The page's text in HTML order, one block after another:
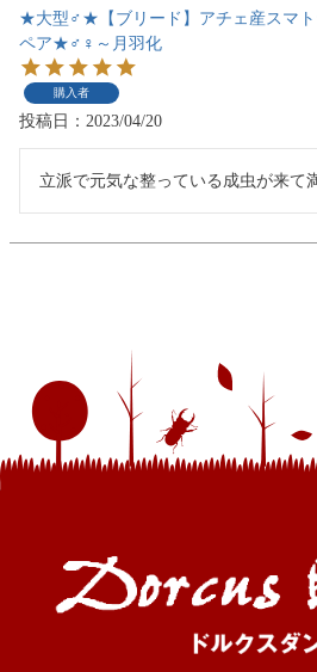
★大型♂★【ブリード】アチェ産スマト
ペア★♂♀～月羽化
購入者
投稿日 2023/04/20
立派で元気な整っている成虫が来て